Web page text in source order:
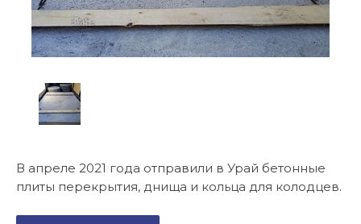
В апреле 2021 года отправили в Урай бетонные
плиты перекрытия, днища и кольца для колодцев.